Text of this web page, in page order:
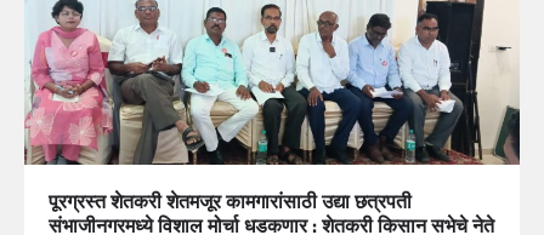
पूरग्रस्त शेतकरी शेतमजूर कामगारांसाठी उद्या छत्रपती
संभाजीनगरमध्ये विशाल मोर्चा धडकणार : शेतकरी किसान सभेचे नेते